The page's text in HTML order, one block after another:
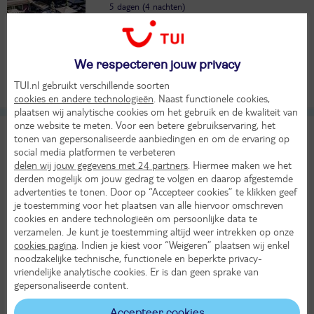
LAST MINUTE!
in sep
5 dagen (4 nachten)
Eigen vervoer
Halfpension
500,-
Armon Greenblu Hotel & Wellness
TUI classificatie Hotel
Italië Dolomieten Skiarea Campiglio Dolomiti di Brenta Trentino
7°
in mrt
Zo 14 mrt 2027
5 dagen (4 nachten)
Eigen vervoer
Halfpension
Skipas
508,-
Alle verplichte kosten inbegrepen!
We respecteren jouw privacy
TUI.nl gebruikt verschillende soorten
cookies en andere technologieën . Naast functionele cookies,
plaatsen wij analytische cookies om het gebruik en de kwaliteit van
onze website te meten. Voor een betere gebruikservaring, het
tonen van gepersonaliseerde aanbiedingen en om de ervaring op
social media platformen te verbeteren
delen wij jouw gegevens met 24 partners . Hiermee maken we het
derden mogelijk om jouw gedrag te volgen en daarop afgestemde
advertenties te tonen. Door op “Accepteer cookies” te klikken geef
je toestemming voor het plaatsen van alle hiervoor omschreven
cookies en andere technologieën om persoonlijke data te
verzamelen. Je kunt je toestemming altijd weer intrekken op onze
cookies pagina . Indien je kiest voor “Weigeren” plaatsen wij enkel
noodzakelijke technische, functionele en beperkte privacy-
vriendelijke analytische cookies. Er is dan geen sprake van
gepersonaliseerde content.